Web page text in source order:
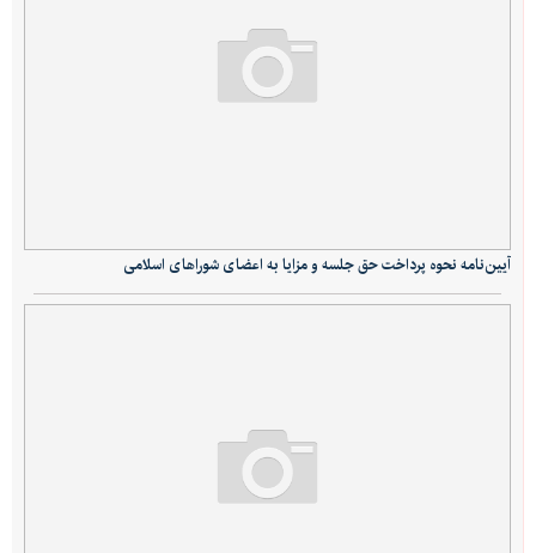
آیین‌نامه نحوه پرداخت حق‌ جلسه و مزایا به اعضای شوراهای اسلامی